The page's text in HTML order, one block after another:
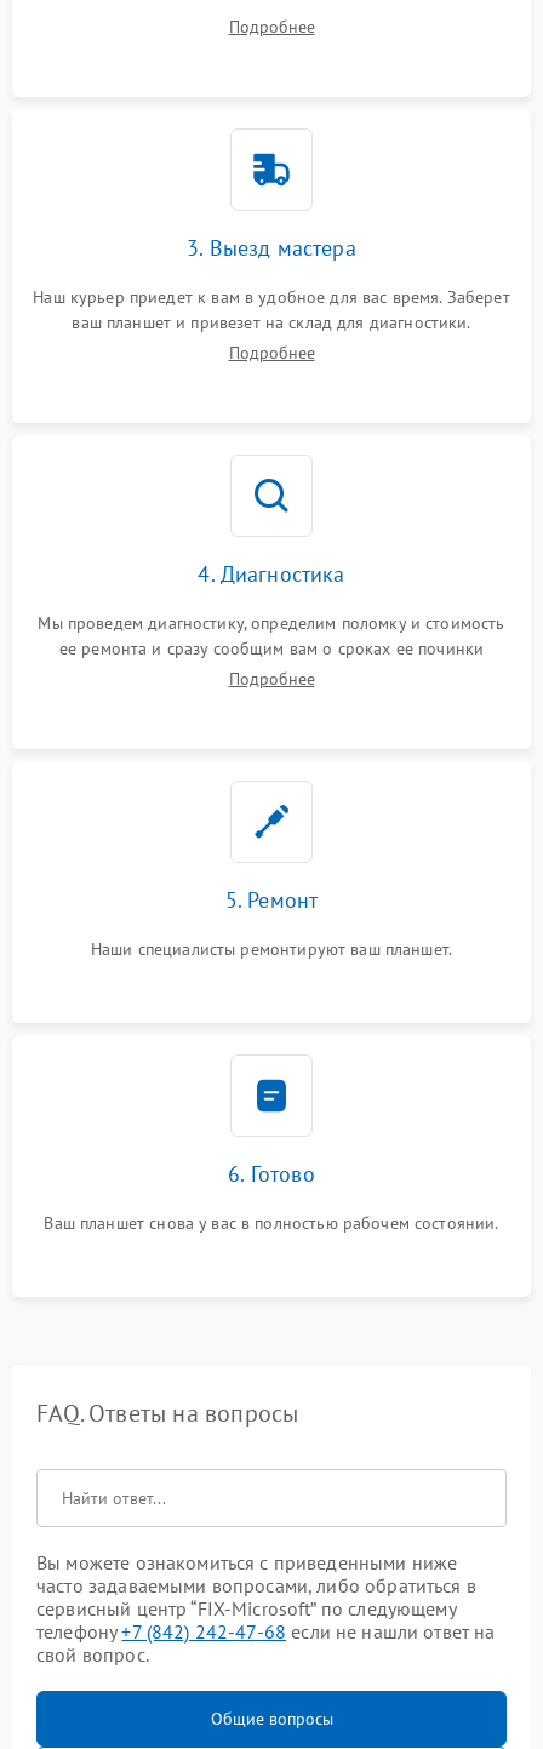
Подробнее
3. Выезд мастера
Наш курьер приедет к вам в удобное для вас время. Заберет
ваш планшет и привезет на склад для диагностики.
Подробнее
4. Диагностика
Мы проведем диагностику, определим поломку и стоимость
ее ремонта и сразу сообщим вам о сроках ее починки
Подробнее
5. Ремонт
Наши специалисты ремонтируют ваш планшет.
6. Готово
Ваш планшет снова у вас в полностью рабочем состоянии.
FAQ. Ответы на вопросы
Вы можете ознакомиться с приведенными ниже
часто задаваемыми вопросами, либо обратиться в
сервисный центр “FIX-Microsoft” по следующему
телефону+7 (842) 242-47-68 если не нашли ответ на
свой вопрос.
Общие вопросы